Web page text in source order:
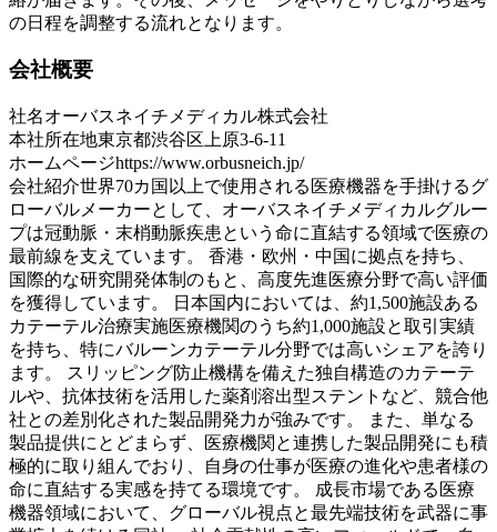
の日程を調整する流れとなります。
会社概要
社名オーバスネイチメディカル株式会社
本社所在地東京都渋谷区上原3-6-11
ホームページhttps://www.orbusneich.jp/
会社紹介世界70カ国以上で使用される医療機器を手掛けるグ
ローバルメーカーとして、オーバスネイチメディカルグルー
プは冠動脈・末梢動脈疾患という命に直結する領域で医療の
最前線を支えています。 香港・欧州・中国に拠点を持ち、
国際的な研究開発体制のもと、高度先進医療分野で高い評価
を獲得しています。 日本国内においては、約1,500施設ある
カテーテル治療実施医療機関のうち約1,000施設と取引実績
を持ち、特にバルーンカテーテル分野では高いシェアを誇り
ます。 スリッピング防止機構を備えた独自構造のカテーテ
ルや、抗体技術を活用した薬剤溶出型ステントなど、競合他
社との差別化された製品開発力が強みです。 また、単なる
製品提供にとどまらず、医療機関と連携した製品開発にも積
極的に取り組んでおり、自身の仕事が医療の進化や患者様の
命に直結する実感を持てる環境です。 成長市場である医療
機器領域において、グローバル視点と最先端技術を武器に事